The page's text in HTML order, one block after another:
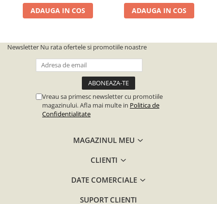
ADAUGA IN COS ADAUGA IN COS
Newsletter Nu rata ofertele si promotiile noastre
Vreau sa primesc newsletter cu promotiile
magazinului. Afla mai multe in Politica de
Confidentialitate
MAGAZINUL MEU
CLIENTI
DATE COMERCIALE
SUPORT CLIENTI